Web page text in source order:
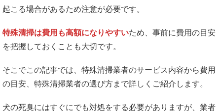
起こる場合があるため注意が必要です。
特殊清掃は費用も高額になりやすいため、事前に費用の目安
を把握しておくことも大切です。
そこでこの記事では、特殊清掃業者のサービス内容から費用
の目安、特殊清掃業者の選び方まで詳しくご紹介します。
犬の死臭にはすぐにでも対処をする必要がありますが、業者